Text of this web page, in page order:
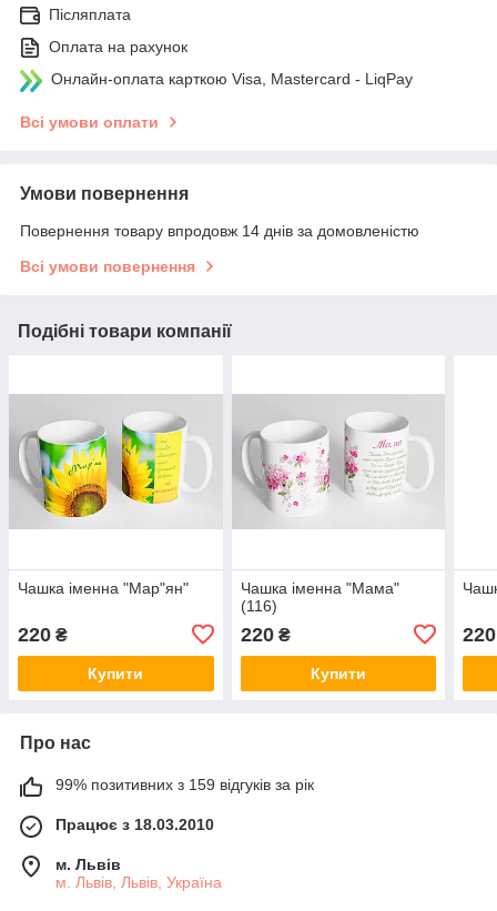
Післяплата
Оплата на рахунок
Онлайн-оплата карткою Visa, Mastercard - LiqPay
Всі умови оплати
Умови повернення
Повернення товару впродовж 14 днів за домовленістю
Всі умови повернення
Подібні товари компанії
Чашка іменна "Мар"ян"
220 ₴
Купити
Чашка іменна "Мама"
(116)
220₴
Купити
220
Про нас
99% позитивних з 159 відгуків за рік
Працює з 18.03.2010
м. Львів
м. Львів, Львів, Україна